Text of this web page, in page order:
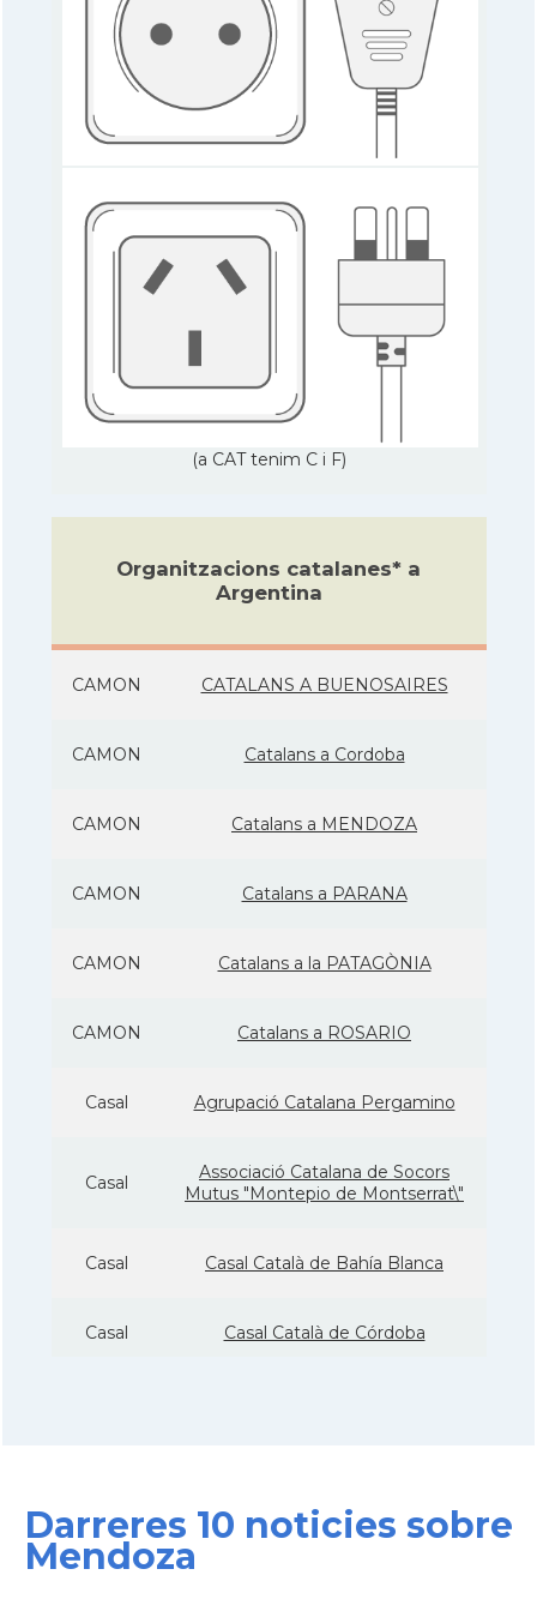
(a CAT tenim C i F)
Organitzacions catalanes* a
Argentina
CAMON CATALANS A BUENOSAIRES
CAMON Catalans a Cordoba
CAMON Catalans a MENDOZA
CAMON Catalans a PARANA
CAMON Catalans a la PATAGÒNIA
CAMON Catalans a ROSARIO
Casal Agrupació Catalana Pergamino
Casal
Associació Catalana de Socors
Mutus "Montepio de Montserrat\"
Casal Casal Català de Bahía Blanca
Casal Casal Català de Córdoba
Casal Casal de Catalunya de Paraná
Darreres 10 noticies sobre
Mendoza